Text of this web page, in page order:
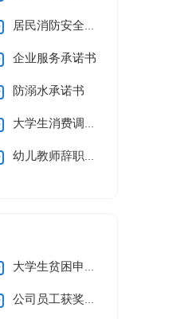
居民消防安全的承诺书
企业服务承诺书
防溺水承诺书
大学生消费调查报告
幼儿教师辞职信15篇
大学生贫困申请书(精选15篇)
公司员工获奖感言